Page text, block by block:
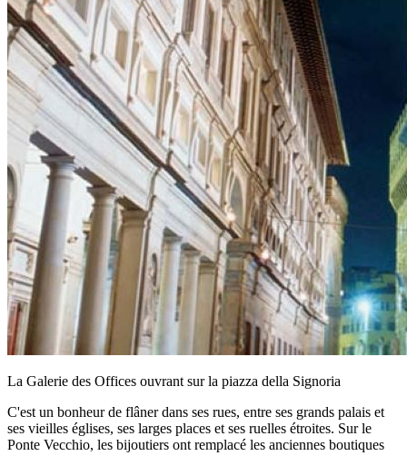
La Galerie des Offices ouvrant sur la piazza della Signoria
C'est un bonheur de flâner dans ses rues, entre ses grands palais et
ses vieilles églises, ses larges places et ses ruelles étroites. Sur le
Ponte Vecchio, les bijoutiers ont remplacé les anciennes boutiques